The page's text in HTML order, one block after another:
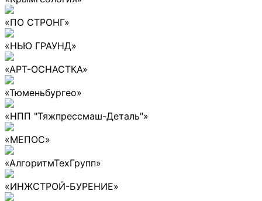
«ПО СТРОНГ»
«НЬЮ ГРАУНД»
«АРТ-ОСНАСТКА»
«Тюменьбургео»
«НПП "Тяжпрессмаш-Деталь"»
«МЕПОС»
«АлгоритмТехГрупп»
«ИНЖСТРОЙ-БУРЕНИЕ»